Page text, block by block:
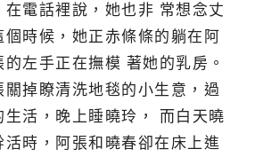
在電話裡說，她也非 常想念丈
個時候，她正赤條條的躺在阿
左手正在撫模 著她的乳房。
掉瞭清洗地毯的小生意，過
生活，晚上睡曉玲， 而白天曉
時，阿張和曉春卻在床上進